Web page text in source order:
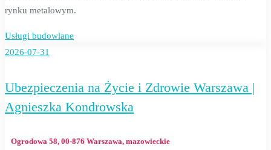
rynku metalowym.
Usługi budowlane
2026-07-31
Ubezpieczenia na Życie i Zdrowie Warszawa |
Agnieszka Kondrowska
Ogrodowa 58, 00-876 Warszawa, mazowieckie